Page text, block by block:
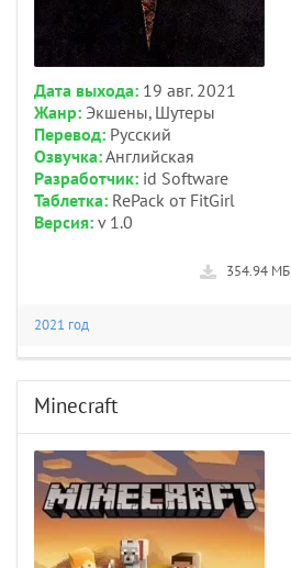
Дата выхода: 19 авг. 2021
Жанр: Экшены, Шутеры
Перевод: Русский
Озвучка:Английская
Разработчик: id Software
Таблетка: RePack от FitGirl
Версия: v 1.0
354.94 МБ
2021 год
Minecraft